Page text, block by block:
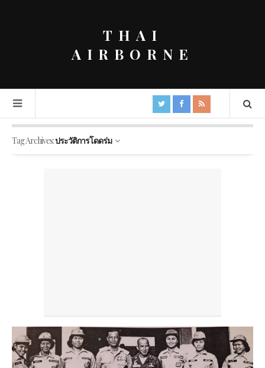
THAI
AIRBORNE
Tag Archives:ประวัติการโดดร่ม